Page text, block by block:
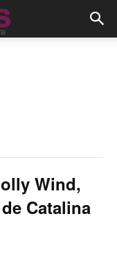
Wind,
Catalina